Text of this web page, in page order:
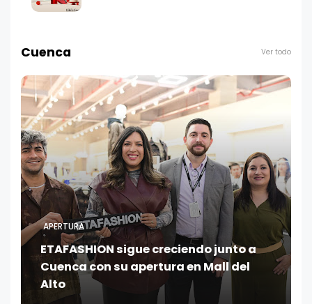
Cuenca Ver todo
APERTURA
ETAFASHION sigue creciendo junto a
Cuenca con su apertura en Mall del
Alto